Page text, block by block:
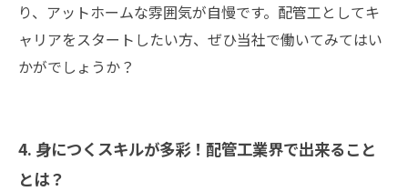
り、アットホームな雰囲気が自慢です。配管工としてキ
ャリアをスタートしたい方、ぜひ当社で働いてみてはい
かがでしょうか？
4. 身につくスキルが多彩！配管工業界で出来ること
とは？